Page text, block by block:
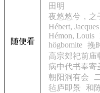
随便看
田明
夜悠悠兮，之
Hébert,
Hémon, Louis
högbomite 挽
高宗郊祀前庙
病中代书奉寄
朝阳洞有会
毡庐即景
和